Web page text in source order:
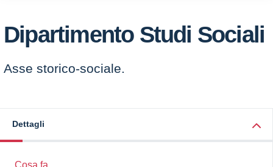
Dipartimento Studi Sociali
Asse storico-sociale.
Dettagli
Cosa fa